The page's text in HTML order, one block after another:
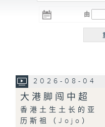
电台 电台
R5
由
2026-08-04
大港脚闯中超
香港土生土长的亚
历斯祖（Jojo）